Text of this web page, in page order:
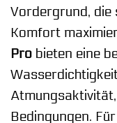
Vordergrund, die
Komfort
Pro bieten eine
Bedingungen.